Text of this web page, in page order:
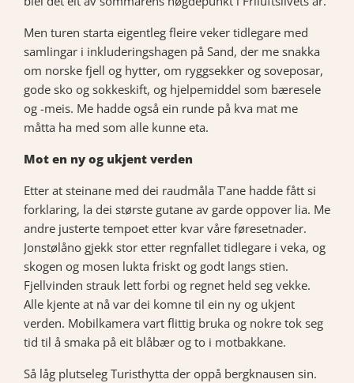
Men turen starta eigentleg fleire veker tidlegare med
samlingar i inkluderingshagen på Sand, der me snakka
om norske fjell og hytter, om ryggsekker og soveposar,
gode sko og sokkeskift, og hjelpemiddel som bæresele
og -meis. Me hadde også ein runde på kva mat me
måtta ha med som alle kunne eta.
Mot en ny og ukjent verden
Etter at steinane med dei raudmåla T’ane hadde fått si
forklaring, la dei største gutane av garde oppover lia. Me
andre justerte tempoet etter kvar våre føresetnader.
Jonstølåno gjekk stor etter regnfallet tidlegare i veka, og
skogen og mosen lukta friskt og godt langs stien.
Fjellvinden strauk lett forbi og regnet held seg vekke.
Alle kjente at nå var dei komne til ein ny og ukjent
verden. Mobilkamera vart flittig bruka og nokre tok seg
tid til å smaka på eit blåbær og to i motbakkane.
Så låg plutseleg Turisthytta der oppå bergknausen sin.